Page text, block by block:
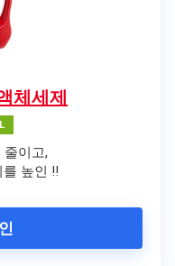
체세제
줄이고,
높인 !!